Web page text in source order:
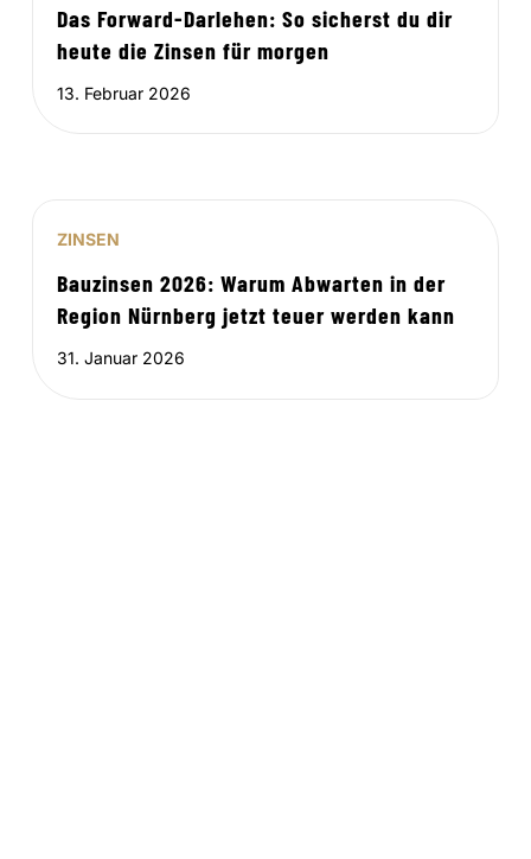
Das Forward-Darlehen: So sicherst du dir
heute die Zinsen für morgen
13. Februar 2026
ZINSEN
Bauzinsen 2026: Warum Abwarten in der
Region Nürnberg jetzt teuer werden kann
31. Januar 2026